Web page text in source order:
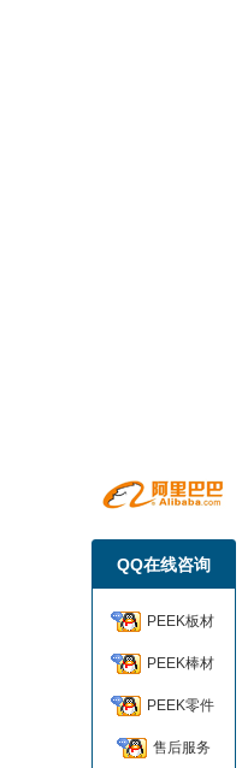
QQ在线咨询
PEEK板材
PEEK棒材
PEEK零件
售后服务